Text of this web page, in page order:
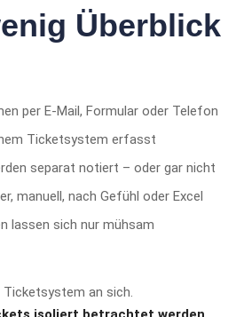
Überblick
per E-Mail, Formular oder Telefon
Ticketsystem erfasst
separat notiert – oder gar nicht
manuell, nach Gefühl oder Excel
lassen sich nur mühsam
an sich.